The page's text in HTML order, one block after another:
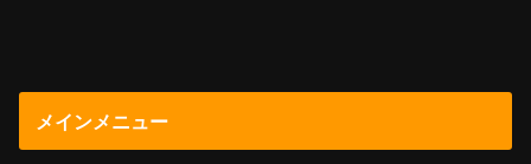
メインメニュー